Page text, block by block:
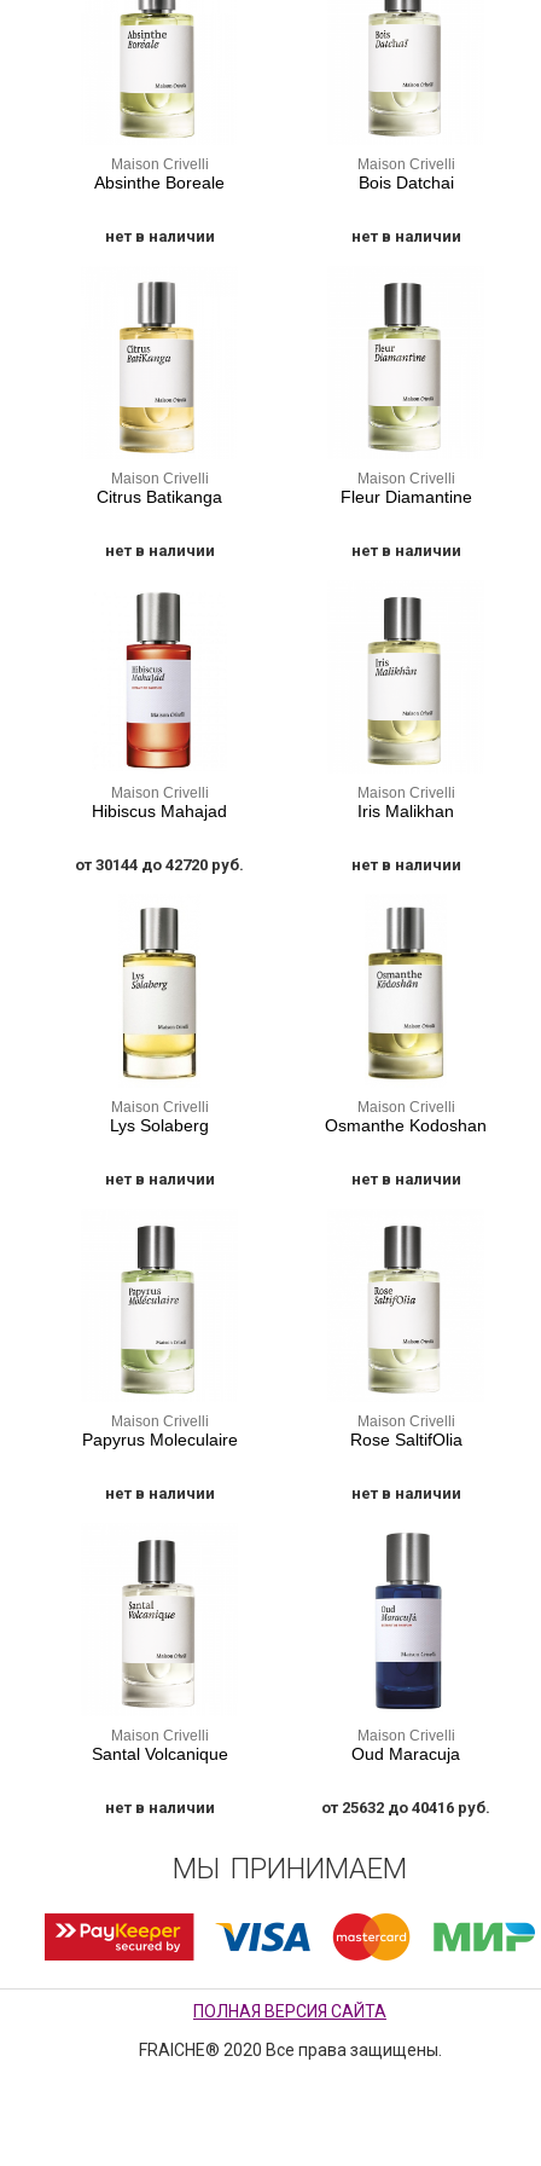
Maison Crivelli
Absinthe Boreale
нет в наличии
Maison Crivelli
Bois Datchai
нет в наличии
Maison Crivelli
Citrus Batikanga
нет в наличии
Maison Crivelli
Fleur Diamantine
нет в наличии
Maison Crivelli
Hibiscus Mahajad
от 30144 до 42720 руб.
Maison Crivelli
Iris Malikhan
нет в наличии
Maison Crivelli
Lys Solaberg
нет в наличии
Maison Crivelli
Osmanthe Kodoshan
нет в наличии
Maison Crivelli
Papyrus Moleculaire
нет в наличии
Maison Crivelli
Rose SaltifOlia
нет в наличии
Maison Crivelli
Santal Volcanique
нет в наличии
Maison Crivelli
Oud Maracuja
от 25632 до 40416 руб.
МЫ ПРИНИМАЕМ
ПОЛНАЯ ВЕРСИЯ САЙТА
FRAICHE® 2020 Все права защищены.